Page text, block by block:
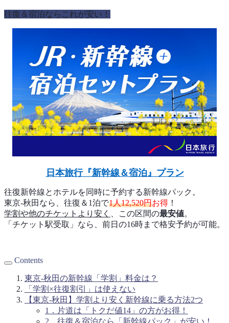
往復＆宿泊ならこれが安い！
日本旅行『新幹線＆宿泊』プラン
往復新幹線とホテルを同時に予約する新幹線パック。
東京-秋田なら、往復＆1泊で1人12,520円お得 ！
学割や他のチケットより安く 、この区間の最安値。
「チケット駅受取」なら、前日の16時まで格安予約が可能。
Contents
東京‐秋田の新幹線「学割」料金は？
「学割×往復割引」は使えない
【東京‐秋田】学割より安く新幹線に乗る方法2つ
1．片道は「トクだ値14」の方がお得！